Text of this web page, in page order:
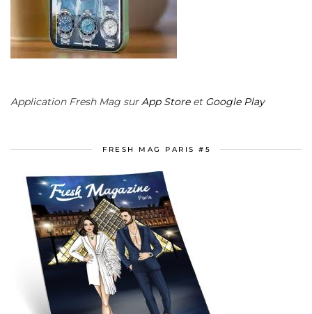
Application Fresh Mag surApp Storeet Google Play
FRESH MAG PARIS #5